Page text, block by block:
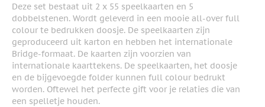
Deze set bestaat uit 2 x 55 speelkaarten en 5
dobbelstenen. Wordt geleverd in een mooie all-over full
colour te bedrukken doosje. De speelkaarten zijn
geproduceerd uit karton en hebben het internationale
Bridge-formaat. De kaarten zijn voorzien van
internationale kaarttekens. De speelkaarten, het doosje
en de bijgevoegde folder kunnen full colour bedrukt
worden. Oftewel het perfecte gift voor je relaties die van
een spelletje houden.